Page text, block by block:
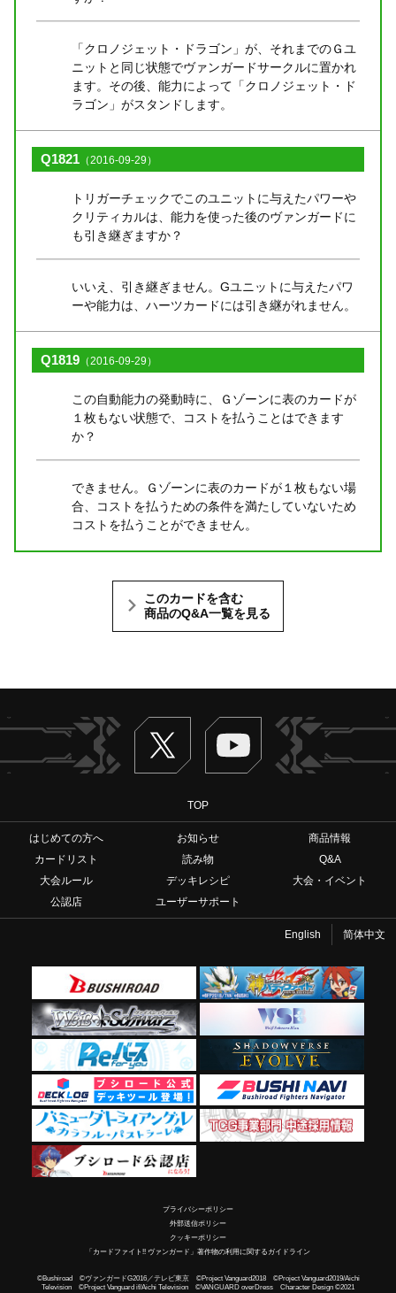
「クロノジェット・ドラゴン」が、それまでのＧユ
ニットと同じ状態でヴァンガードサークルに置かれ
ます。その後、能力によって「クロノジェット・ド
ラゴン」がスタンドします。
Q1821 （2016-09-29）
トリガーチェックでこのユニットに与えたパワーや
クリティカルは、能力を使った後のヴァンガードに
も引き継ぎますか？
いいえ、引き継ぎません。Gユニットに与えたパワ
ーや能力は、ハーツカードには引き継がれません。
Q1819 （2016-09-29）
この自動能力の発動時に、Ｇゾーンに表のカードが
１枚もない状態で、コストを払うことはできます
か？
できません。Ｇゾーンに表のカードが１枚もない場
合、コストを払うための条件を満たしていないため
コストを払うことができません。
このカードを含む
商品のQ&A一覧を見る
Twitter ヴァンガードch
TOP
はじめての方へ お知らせ
商品情報
カードリスト
読み物
Q&A
大会ルール
デッキレシピ
大会・イベント
公認店
ユーザーサポート
English 简体中文
プライバシーポリシー
外部送信ポリシー
クッキーポリシー
「カードファイト!! ヴァンガード」著作物の利用に関するガイドライン
©Bushiroad ©ヴァンガードG2016／テレビ東京 ©Project Vanguard2018 ©Project Vanguard2019/Aichi
Television ©Project Vanguard if/Aichi Television ©VANGUARD overDress Character Design ©2021